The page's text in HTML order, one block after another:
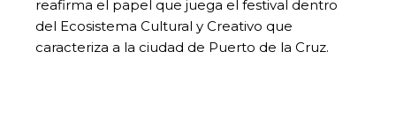
reafirma el papel que juega el festival dentro
del Ecosistema Cultural y Creativo que
caracteriza a la ciudad de Puerto de la Cruz.